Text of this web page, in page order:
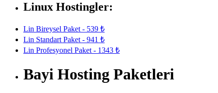
Linux Hostingler:
Lin Bireysel Paket - 539 ₺
Lin Standart Paket - 941 ₺
Lin Profesyonel Paket - 1343 ₺
Bayi Hosting Paketleri